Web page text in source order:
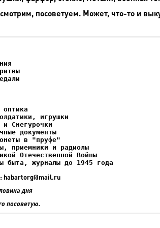
посоветуем. Может, что-то и
Снегурочки
быта, журналы до 1945 года
habartorg@mail.ru
дня
посоветую.